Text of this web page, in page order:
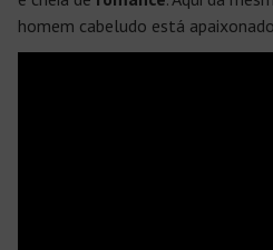
homem cabeludo está